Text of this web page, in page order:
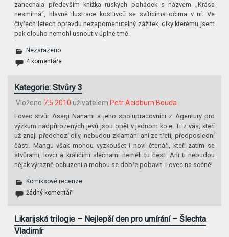
zanechala především knížka ruských pohádek s názvem „Krása
nesmírná“, hlavně ilustrace kostlivců se svítícíma očima v ní. Ve
čtyřech letech opravdu nezapomenutelný zážitek, díky kterému jsem
pak dlouho nemohl usnout v úplné tmě.
Nezařazeno
4 komentáře
Kategorie: Stvůry 3
Vloženo 7.5.2010 uživatelem Petr Acidburn Bouda
Lovec stvůr Asagi Nanami a jeho spolupracovníci z Agentury pro
výzkum nadpřirozených jevů jsou opět v jednom kole. Ti z vás, kteří
už znají předchozí díly, nebudou zklamáni ani ze třetí, předposlední
části. Mangu však mohou vyzkoušet i noví čtenáři, kteří zatím se
stvůrami, lovci a králičími slečnami neměli tu čest. Ani ti nebudou
nějak výrazně ochuzeni a mohou se dobře pobavit. Lovec na scéně!
Komiksové recenze
žádný komentář
Likarijská trilogie – Nejlepší den pro umírání – Šlechta
Vladimír